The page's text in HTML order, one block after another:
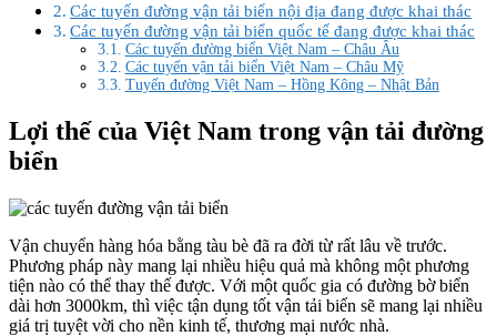
Các tuyến đường vận tải biển nội địa đang được khai thác
Các tuyến đường vận tải biển quốc tế đang được khai thác
Các tuyến đường biển Việt Nam – Châu Âu
Các tuyến vận tải biển Việt Nam – Châu Mỹ
Tuyến đường Việt Nam – Hồng Kông – Nhật Bản
Lợi thế của Việt Nam trong vận tải đường
biển
Vận chuyển hàng hóa bằng tàu bè đã ra đời từ rất lâu về trước.
Phương pháp này mang lại nhiều hiệu quả mà không một phương
tiện nào có thể thay thế được. Với một quốc gia có đường bờ biển
dài hơn 3000km, thì việc tận dụng tốt vận tải biển sẽ mang lại nhiều
giá trị tuyệt vời cho nền kinh tế, thương mại nước nhà.